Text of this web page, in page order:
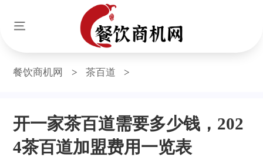
餐饮商机网 > 茶百道 >
开一家茶百道需要多少钱，202
4茶百道加盟费用一览表